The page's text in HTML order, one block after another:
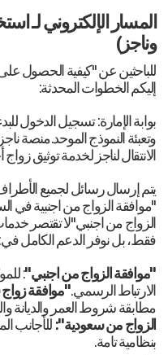
المسار الإلكتروني لـ
وناجز)
للباحثين عن "كيفية الحصول على
إليكم الخطوات المحدثة:
بوابة الإمارة: تسجيل الدخول
وتعبئة النموذج الموحد.منصة
الانتقال لناجز لخدمة توثيق
يتم إرسال رسائل لجميع
"موافقة الزواج من اجنبية في
الزواج من اجنبي"لا تقتصر
فقط، بل نوفر الدعم الكامل في:
"موافقة الزواج من اجنبي":
الارتباط الرسمي."موافقة
مطابقة شروط العمر
الزواج من سعودية":للأجانب
بنظامية تامة.